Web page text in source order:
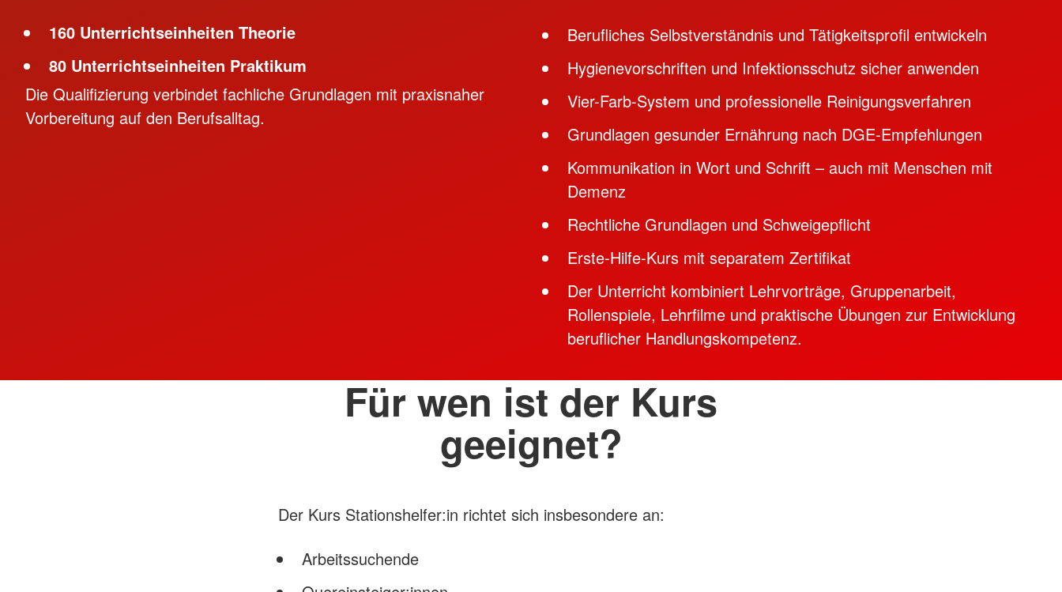
160 Unterrichtseinheiten Theorie
80 Unterrichtseinheiten Praktikum
Die Qualifizierung verbindet fachliche Grundlagen mit praxisnaher
Vorbereitung auf den Berufsalltag.
Berufliches Selbstverständnis und Tätigkeitsprofil entwickeln
Hygienevorschriften und Infektionsschutz sicher anwenden
Vier-Farb-System und professionelle Reinigungsverfahren
Grundlagen gesunder Ernährung nach DGE-Empfehlungen
Kommunikation in Wort und Schrift – auch mit Menschen mit
Demenz
Rechtliche Grundlagen und Schweigepflicht
Erste-Hilfe-Kurs mit separatem Zertifikat
Der Unterricht kombiniert Lehrvorträge, Gruppenarbeit,
Rollenspiele, Lehrfilme und praktische Übungen zur Entwicklung
beruflicher Handlungskompetenz.
Für wen ist der Kurs
geeignet?
Der Kurs Stationshelfer:in richtet sich insbesondere an:
Arbeitssuchende